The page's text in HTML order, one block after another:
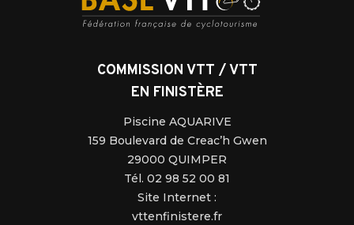
COMMISSION VTT / VTT
EN FINISTÈRE
Piscine AQUARIVE
159 Boulevard de Creac’h Gwen
29000 QUIMPER
Tél. 02 98 52 00 81
Site Internet :
vttenfinistere.fr